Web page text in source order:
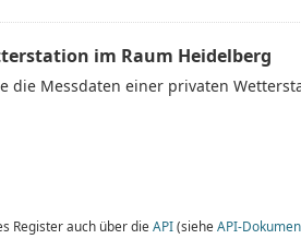
im Raum Heidelberg
die Messdaten einer privaten
Register auch über die API(siehe API-